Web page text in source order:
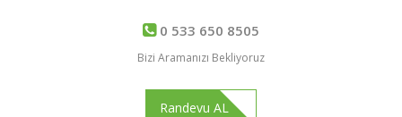
0 533 650 8505
Bizi Aramanızı Bekliyoruz
Randevu AL